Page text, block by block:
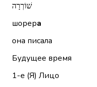
שׁוֹרְרָה
шорера
она писала
Будущее время
1-е (Я) Лицо